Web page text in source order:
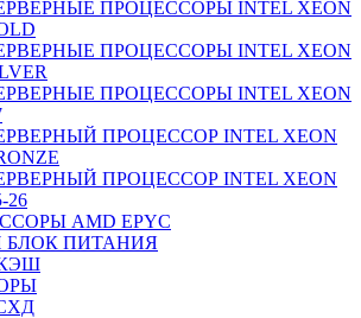
ПРОЦЕССОРЫ INTEL XEON
ПРОЦЕССОРЫ INTEL XEON
ПРОЦЕССОРЫ INTEL XEON
ПРОЦЕССОР INTEL XEON
ПРОЦЕССОР INTEL XEON
26
AMD EPYC
БЛОК ПИТАНИЯ